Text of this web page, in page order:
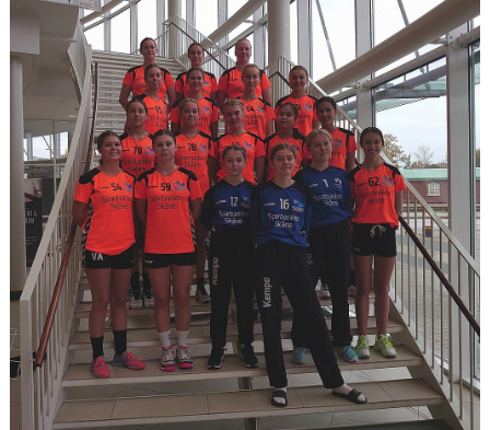
HANDBOLLSSKOLA
PARTNERSKAP
FÖRENINGEN
OM OSS
KONTAKT